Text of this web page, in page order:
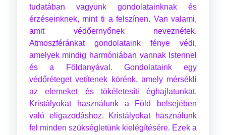
tudatában vagyunk gondolatainknak és
érzéseinknek, mint ti a felszínen. Van valami,
amit védőernyőnek neveznétek.
Atmoszféránkat gondolataink fénye védi,
amelyek mindig harmóniában vannak Istennel
és a Földanyával. Gondolataink egy
védőréteget vetítenek körénk, amely mérsékli
az elemeket és tökéletesíti éghajlatunkat.
Kristályokat használunk a Föld belsejében
való eligazodáshoz. Kristályokat használunk
fel minden szükségletünk kielégítésére. Ezek a